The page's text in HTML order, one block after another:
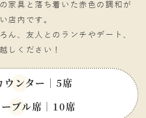
家具と落ち着いた赤色の調和が
店内です。
ん、友人とのランチやデート、
しください！
ウンター ｜5席
ブル席 ｜10席